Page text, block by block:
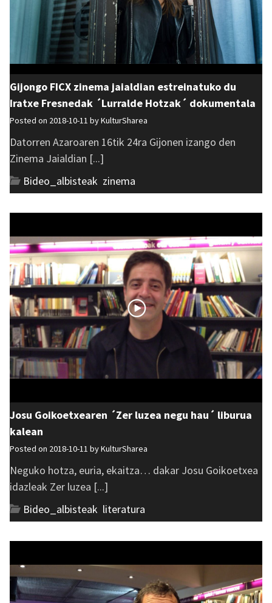
Gijongo FICX zinema jaialdian estreinatuko du
Iratxe Fresnedak ´Lurralde Hotzak´ dokumentala
Posted on 2018-10-11 byKulturSharea
Datorren Azaroaren 16tik 24ra Gijonen izango den
Zinema Jaialdian [...]
Bideo_albisteak zinema
Josu Goikoetxearen ´Zer luzea negu hau´ liburua
kalean
Posted on 2018-10-11 byKulturSharea
Neguko hotza, euria, ekaitza… dakar Josu Goikoetxea
idazleak Zer luzea [...]
Bideo_albisteak literatura